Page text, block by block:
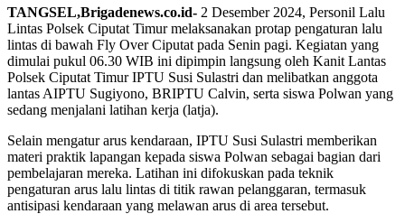
TANGSEL,Brigadenews.co.id- 2 Desember 2024, Personil Lalu
Lintas Polsek Ciputat Timur melaksanakan protap pengaturan lalu
lintas di bawah Fly Over Ciputat pada Senin pagi. Kegiatan yang
dimulai pukul 06.30 WIB ini dipimpin langsung oleh Kanit Lantas
Polsek Ciputat Timur IPTU Susi Sulastri dan melibatkan anggota
lantas AIPTU Sugiyono, BRIPTU Calvin, serta siswa Polwan yang
sedang menjalani latihan kerja (latja).
Selain mengatur arus kendaraan, IPTU Susi Sulastri memberikan
materi praktik lapangan kepada siswa Polwan sebagai bagian dari
pembelajaran mereka. Latihan ini difokuskan pada teknik
pengaturan arus lalu lintas di titik rawan pelanggaran, termasuk
antisipasi kendaraan yang melawan arus di area tersebut.